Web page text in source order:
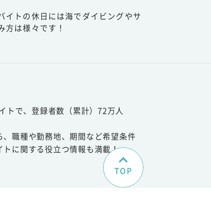
イトの休日には海でダイビングやサ
は様々です！
トで、登録者数（累計）72万人
職種や勤務地、期間など希望条件
に関する役立つ情報も満載！
TOP